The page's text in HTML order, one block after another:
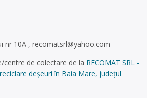
nr 10A , recomatsrl@yahoo.com
centre de colectare de la RECOMAT SRL -
deșeuri în Baia Mare, județul